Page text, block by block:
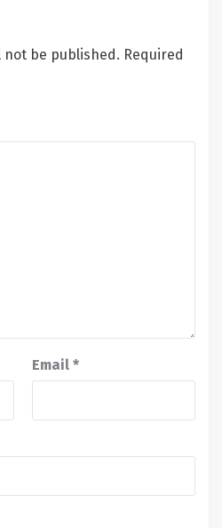
not be published. Required
Email *